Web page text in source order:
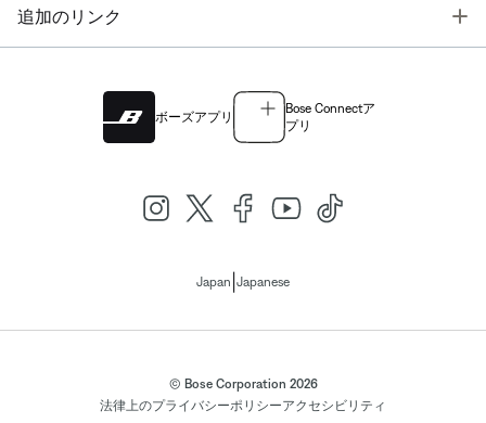
追加のリンク
ボーズアプリ
Bose Connectア
プリ
Japan Japanese
© Bose Corporation 2026
法律上のプライバシーポリシーアクセシビリティ